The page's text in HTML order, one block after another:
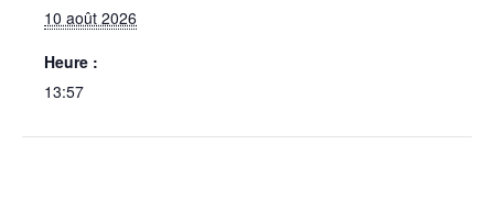
10 août 2026
Heure :
13:57